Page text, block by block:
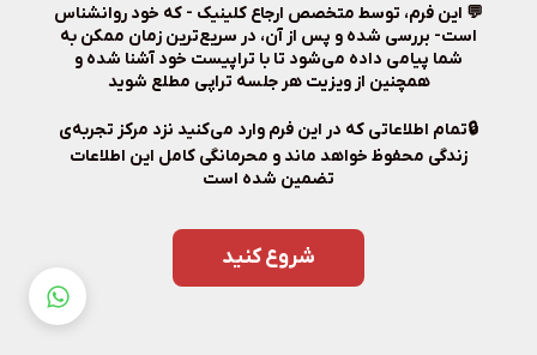
💬 این فرم، توسط متخصص ارجاع کلینیک - که خود روانشناس
است- بررسی شده و پس از آن، در سریع‌ترین زمان ممکن به
شما پیامی داده می‌شود تا با تراپیست خود آشنا شده و
همچنین از ویزیت هر جلسه تراپی مطلع شوید
🔒تمام اطلاعاتی که در این فرم وارد می‌کنید نزد مرکز تجربه‌ی
زندگی محفوظ خواهد ماند و محرمانگی کامل این اطلاعات
تضمین شده است
شروع کنید